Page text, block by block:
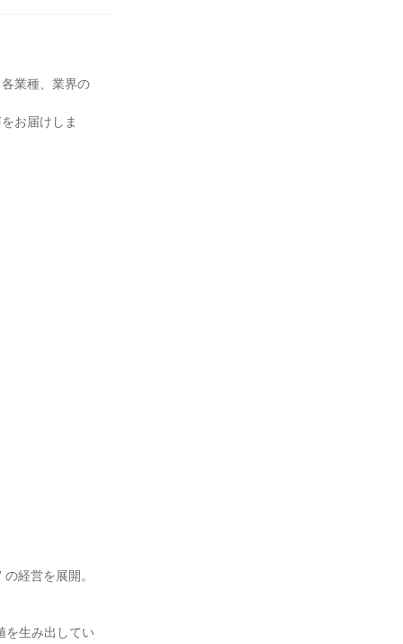
業種、業界の
お届けしま
経営を展開。
を生み出してい